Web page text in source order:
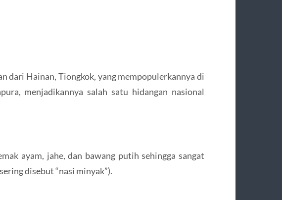
dari Hainan, Tiongkok, yang mempopulerkannya di
menjadikannya salah satu hidangan nasional
ayam, jahe, dan bawang putih sehingga sangat
disebut “nasi minyak”).